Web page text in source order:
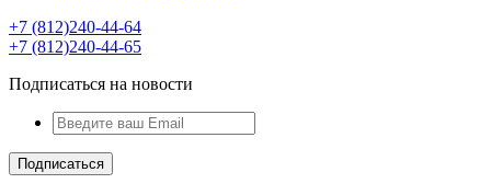
+7 (812)240-44-64
+7 (812)240-44-65
Подписаться на новости